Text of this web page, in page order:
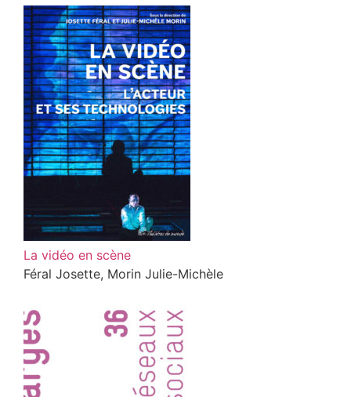
La vidéo en scène
Féral Josette, Morin Julie-Michèle